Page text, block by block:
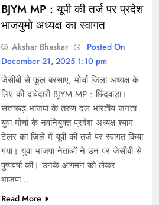
BJYM MP : यूपी की तर्ज पर प्रदेश
भाजयुमो अध्यक्ष का स्वागत
Akshar Bhaskar
Posted On
December 21, 2025 1:10 pm
जेसीबी से फूल बरसाए, मोर्चा जिला अध्यक्ष के
लिए की दावेदारी BJYM MP : छिंदवाड़ा।
सत्तारूढ़ भाजपा के तरुण दल भारतीय जनता
युवा मोर्चा के नवनियुक्त प्रदेश अध्यक्ष श्याम
टेलर का जिले में यूपी की तर्ज पर स्वागत किया
गया। युवा भाजपा नेताओं ने उन पर जेसीबी से
पुष्पवर्षा की। उनके आगमन को लेकर
भाजपा…
Read More